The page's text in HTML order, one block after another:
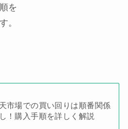
を
。
市場での買い回りは順番関係
！購入手順を詳しく解説